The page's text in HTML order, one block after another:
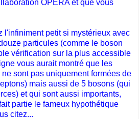
OPERA et que vous
l'infiniment petit si mystérieux avec
particules (comme le boson
vérification sur la plus accessible
vous aurait montré que les
sont pas uniquement formées de
mais aussi de 5 bosons (qui
et qui sont aussi importants,
partie le fameux hypothétique
citez...